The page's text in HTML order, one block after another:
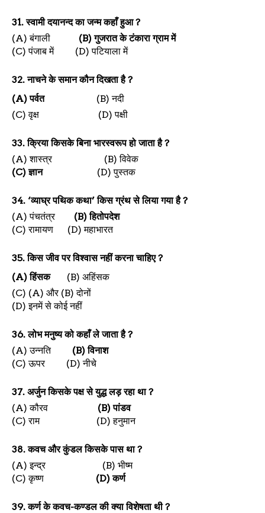
31.स्वामी दयानन्द का जन्म कहाँ हुआ?
(A)बंगाली (B)गुजरात के टंकारा ग्राम में
(C)पंजाब में (D)पटियाला में
32.नाचने के समान कौन दिखता है?
(A)पर्वत (B)नदी
(C)वृक्ष (D)पक्षी
33.क्रिया किसके बिना भारस्वरूप हो जाता है?
(A)शास्त्र (B)विवेक
(C)ज्ञान (D)पुस्तक
34. ‘व्याघ्र पथिक कथा’किस ग्रंथ से लिया गया है?
(A)पंचतंत्र (B)हितोपदेश
(C)रामायण (D)महाभारत
35.किस जीव पर विश्वास नहीं करना चाहिए?
(A)हिंसक (B) अहिंसक
(C) (A) और (B)दोनों
(D)इनमें से कोई नहीं
36.लोभ मनुष्य को कहाँ ले जाता है?
(A)उन्नति (B)विनाश
(C)ऊपर (D)नीचे
37. अर्जुन किसके पक्ष से युद्ध लड़ रहा था?
(A)कौरव (B)पांडव
(C)राम (D)हनुमान
38.कवच और कुंडल किसके पास था?
(A)इन्द्र (B) भीष्म
(C)कृष्ण (D)कर्ण
39.कर्ण के कवच-कण्डल की क्या विशेषता थी?